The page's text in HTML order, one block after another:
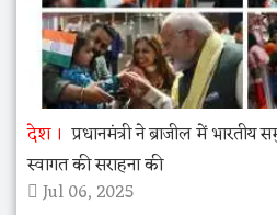
देश
प्रधानमंत्री ने ब्राजील में
स्वागत की सराहना की
Jul 06, 2025